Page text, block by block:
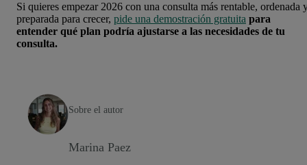
Si quieres empezar 2026 con una consulta más rentable, ordenada
preparada para crecer, pide una demostración gratuita para
entender qué plan podría ajustarse a las necesidades de tu
consulta.
Sobre el autor
Marina Paez